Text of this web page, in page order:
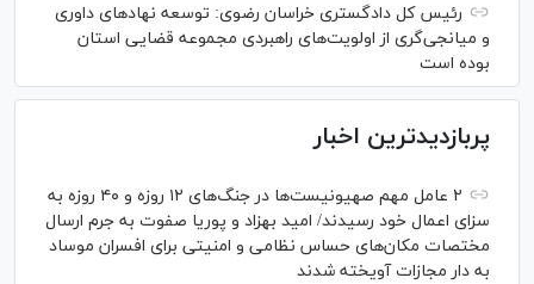
رئیس کل دادگستری خراسان رضوی: توسعه نهاد‌های داوری
و میانجی‌گری از اولویت‌های راهبردی مجموعه قضایی استان
بوده است
پربازدیدترین اخبار
۲ عامل مهم صهیونیست‌ها در جنگ‌های ۱۲ روزه و ۴۰ روزه به
سزای اعمال خود رسیدند/ امید بهزاد و پوریا صفوت به جرم ارسال
مختصات مکان‌های حساس نظامی و امنیتی برای افسران موساد
به دار مجازات آویخته شدند